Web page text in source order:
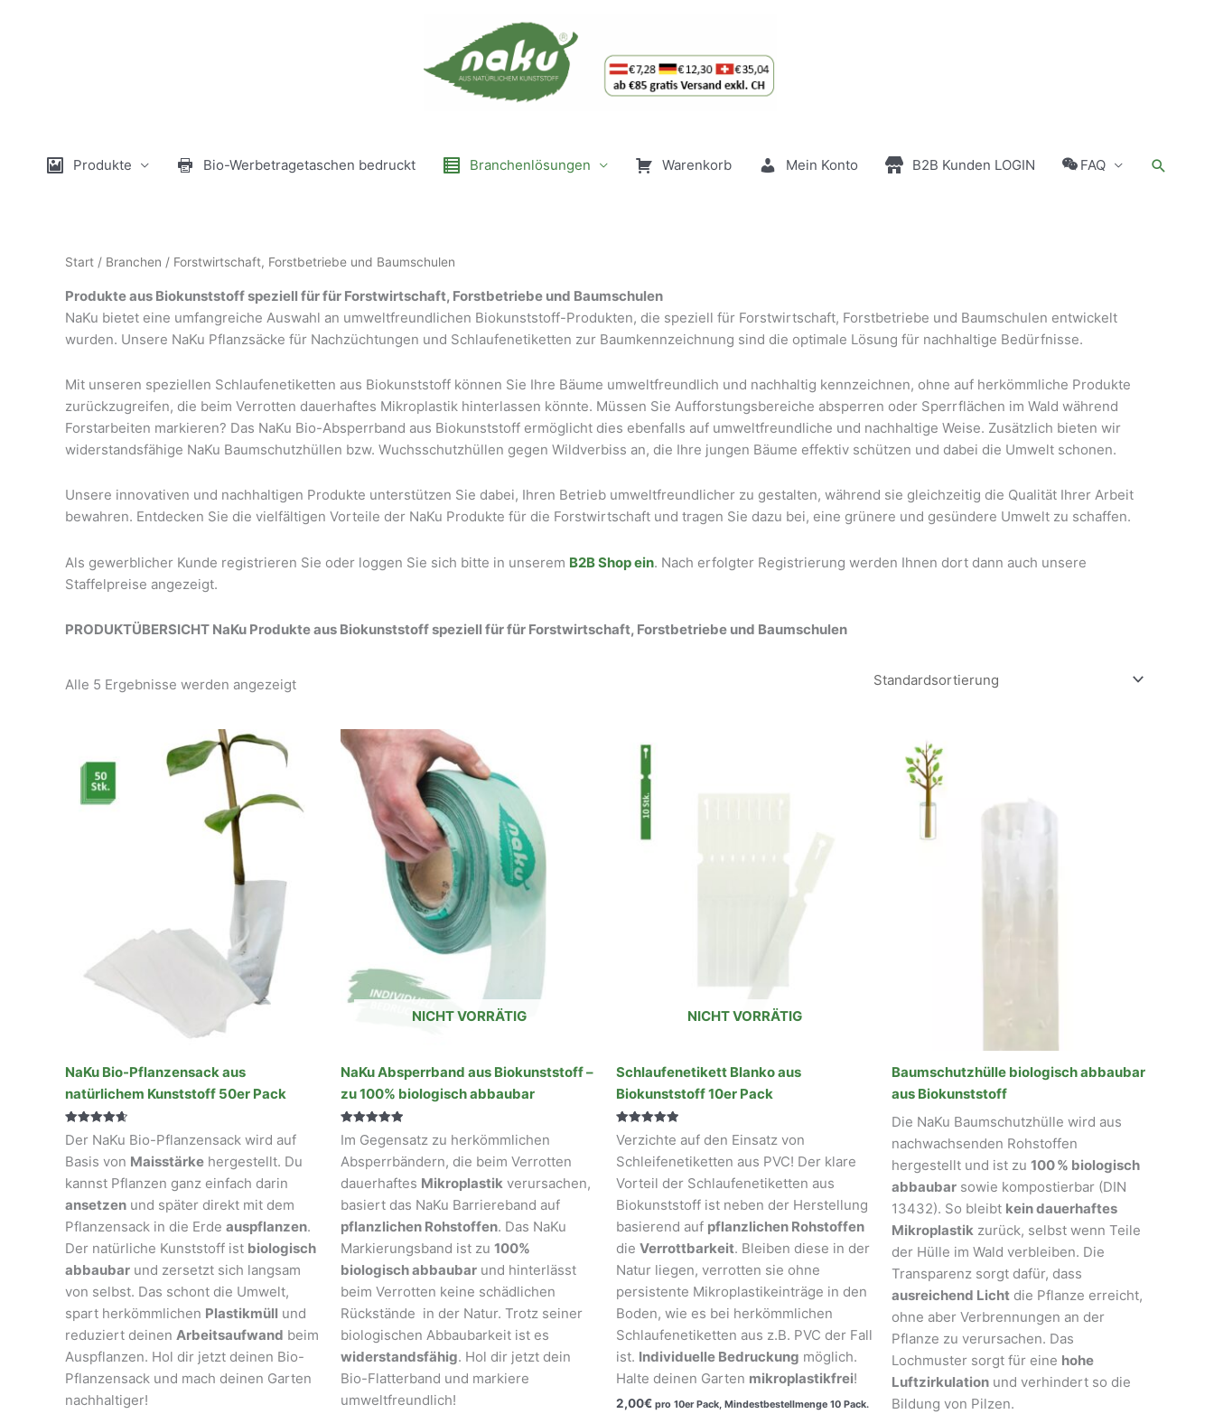
Produkte Bio-Werbetragetaschen bedruckt Branchenlösungen Warenkorb Mein Konto B2B Kunden LOGIN FAQ Suchen
Start / Branchen / Forstwirtschaft, Forstbetriebe und Baumschulen
Produkte aus Biokunststoff speziell für für Forstwirtschaft, Forstbetriebe und Baumschulen
NaKu bietet eine umfangreiche Auswahl an umweltfreundlichen Biokunststoff-Produkten, die speziell für Forstwirtschaft, Forstbetriebe und Baumschulen entwickelt
wurden. Unsere NaKu Pflanzsäcke für Nachzüchtungen und Schlaufenetiketten zur Baumkennzeichnung sind die optimale Lösung für nachhaltige Bedürfnisse.
Mit unseren speziellen Schlaufenetiketten aus Biokunststoff können Sie Ihre Bäume umweltfreundlich und nachhaltig kennzeichnen, ohne auf herkömmliche Produkte
zurückzugreifen, die beim Verrotten dauerhaftes Mikroplastik hinterlassen könnte. Müssen Sie Aufforstungsbereiche absperren oder Sperrflächen im Wald während
Forstarbeiten markieren? Das NaKu Bio-Absperrband aus Biokunststoff ermöglicht dies ebenfalls auf umweltfreundliche und nachhaltige Weise. Zusätzlich bieten wir
widerstandsfähige NaKu Baumschutzhüllen bzw. Wuchsschutzhüllen gegen Wildverbiss an, die Ihre jungen Bäume effektiv schützen und dabei die Umwelt schonen.
Unsere innovativen und nachhaltigen Produkte unterstützen Sie dabei, Ihren Betrieb umweltfreundlicher zu gestalten, während sie gleichzeitig die Qualität Ihrer Arbeit
bewahren. Entdecken Sie die vielfältigen Vorteile der NaKu Produkte für die Forstwirtschaft und tragen Sie dazu bei, eine grünere und gesündere Umwelt zu schaffen.
Als gewerblicher Kunde registrieren Sie oder loggen Sie sich bitte in unserem B2B Shop ein. Nach erfolgter Registrierung werden Ihnen dort dann auch unsere
Staffelpreise angezeigt.
PRODUKTÜBERSICHT NaKu Produkte aus Biokunststoff speziell für für Forstwirtschaft, Forstbetriebe und Baumschulen
Alle 5 Ergebnisse werden angezeigt
NaKu Bio-Pflanzensack aus
natürlichem Kunststoff 50er Pack
Bewertet
mit
4.70
von 5
Der NaKu Bio-Pflanzensack wird auf
Basis von Maisstärke hergestellt. Du
kannst Pflanzen ganz einfach darin
ansetzen und später direkt mit dem
Pflanzensack in die Erde auspflanzen.
Der natürliche Kunststoff ist biologisch
abbaubar und zersetzt sich langsam
von selbst. Das schont die Umwelt,
spart herkömmlichen Plastikmüll und
reduziert deinen Arbeitsaufwand beim
Auspflanzen. Hol dir jetzt deinen Bio-
Pflanzensack und mach deinen Garten
nachhaltiger!
NICHT VORRÄTIG
NaKu Absperrband aus Biokunststoff –
zu 100% biologisch abbaubar
Bewertet mit
5.00
von 5
Im Gegensatz zu herkömmlichen
Absperrbändern, die beim Verrotten
dauerhaftes Mikroplastik verursachen,
basiert das NaKu Barriereband auf
pflanzlichen Rohstoffen. Das NaKu
Markierungsband ist zu 100%
biologisch abbaubar und hinterlässt
beim Verrotten keine schädlichen
Rückstände in der Natur. Trotz seiner
biologischen Abbaubarkeit ist es
widerstandsfähig. Hol dir jetzt dein
Bio-Flatterband und markiere
umweltfreundlich!
NICHT VORRÄTIG
Schlaufenetikett Blanko aus
Biokunststoff 10er Pack
Bewertet mit
5.00
von 5
Verzichte auf den Einsatz von
Schleifenetiketten aus PVC! Der klare
Vorteil der Schlaufenetiketten aus
Biokunststoff ist neben der Herstellung
basierend auf pflanzlichen Rohstoffen
die Verrottbarkeit. Bleiben diese in der
Natur liegen, verrotten sie ohne
persistente Mikroplastikeinträge in den
Boden, wie es bei herkömmlichen
Schlaufenetiketten aus z.B. PVC der Fall
ist. Individuelle Bedruckung möglich.
Halte deinen Garten mikroplastikfrei!
2,00€ pro 10er Pack, Mindestbestellmenge 10 Pack.
Baumschutzhülle biologisch abbaubar
aus Biokunststoff
Die NaKu Baumschutzhülle wird aus
nachwachsenden Rohstoffen
hergestellt und ist zu 100 % biologisch
abbaubar sowie kompostierbar (DIN
13432). So bleibt kein dauerhaftes
Mikroplastik zurück, selbst wenn Teile
der Hülle im Wald verbleiben. Die
Transparenz sorgt dafür, dass
ausreichend Licht die Pflanze erreicht,
ohne aber Verbrennungen an der
Pflanze zu verursachen. Das
Lochmuster sorgt für eine hohe
Luftzirkulation und verhindert so die
Bildung von Pilzen.